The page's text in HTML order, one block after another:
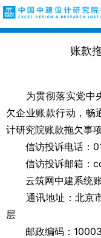
账款
为贯彻落实党中央
欠企业账款行动，畅
计研究院账款拖欠事
信访投诉电话：
信访投诉邮箱：
云筑网中建系统
通讯地址：北京市
层
邮政编码：